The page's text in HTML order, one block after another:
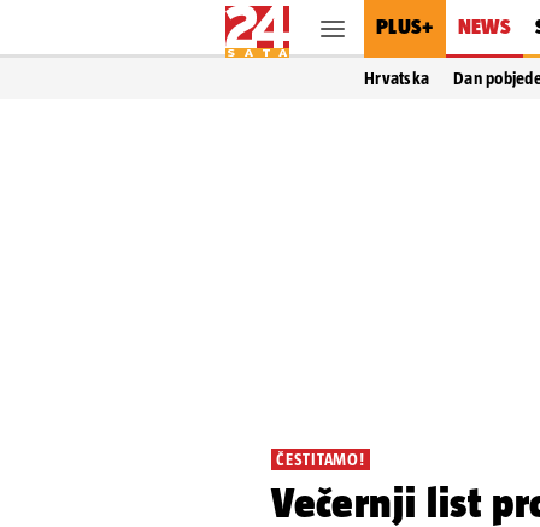
PLUS+ NEWS
Hrvatska Dan
ČESTITAMO!
Večernji list